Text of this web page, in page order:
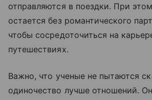
отправляются в поездки. При
остается без романтического
чтобы сосредоточиться на
путешествиях.
Важно, что ученые не пытаются
одиночество лучше отношений.